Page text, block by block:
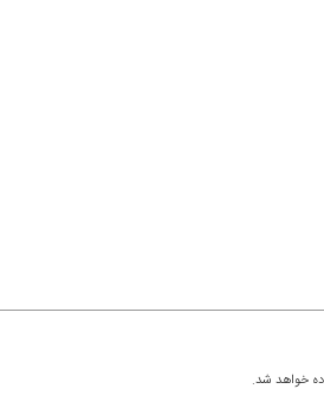
خواهد شد.